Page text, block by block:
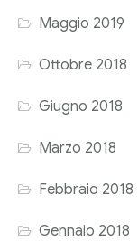
Maggio 2019
Ottobre 2018
Giugno 2018
Marzo 2018
Febbraio 2018
Gennaio 2018